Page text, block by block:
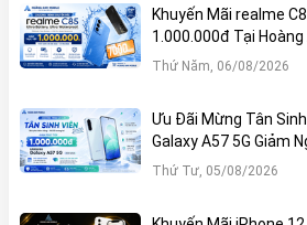
Khuyến Mãi realme
1.000.000đ Tại
Thứ Năm, 06/08/2026
Ưu Đãi Mừng Tân
Galaxy A57 5G Giảm
Thứ Tư, 05/08/2026